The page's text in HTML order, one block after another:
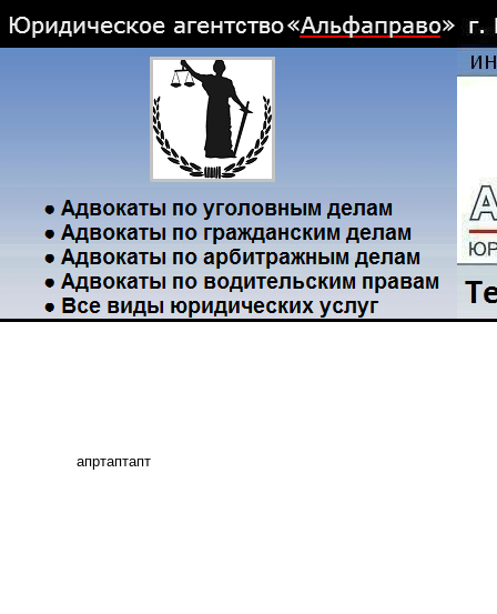
апртаптапт